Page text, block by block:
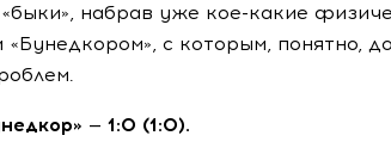
набрав уже кое-какие
с которым, понятно,
— 1:0 (1:0).